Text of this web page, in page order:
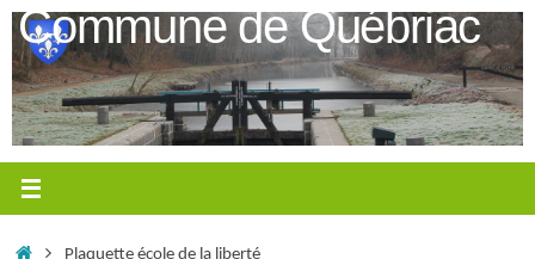
Passer
contenu
Commune de Québriac
AccueilPlaquette école de la liberté